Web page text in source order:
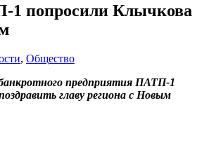
1 попросили Клычкова
, Общество
предприятия ПАТП-1
главу региона с Новым